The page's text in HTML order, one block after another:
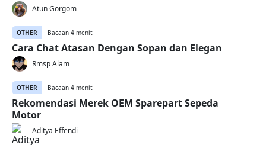
Atun Gorgom
OTHER Bacaan 4 menit
Cara Chat Atasan Dengan Sopan dan Elegan
Rmsp Alam
OTHER Bacaan 4 menit
Rekomendasi Merek OEM Sparepart Sepeda
Motor
Aditya Effendi